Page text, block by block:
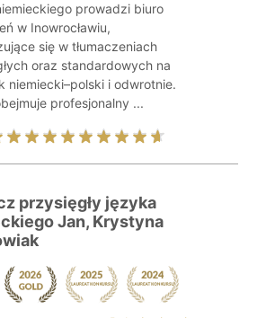
prowadzi biuro
w Inowrocławiu,
się w tłumaczeniach
oraz standardowych na
niemiecki–polski i odwrotnie.
profesjonalny ...
przysięgły języka
Jan, Krystyna